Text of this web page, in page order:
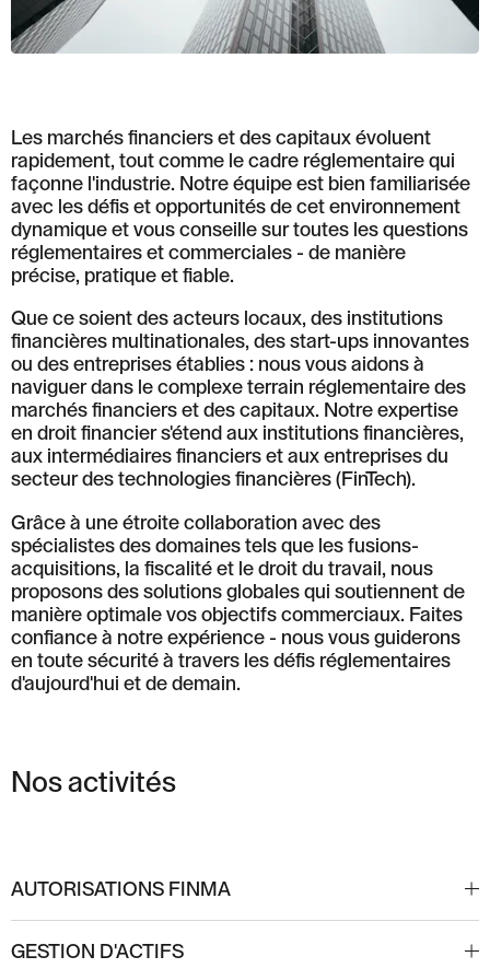
Löwenstrasse 1
8001 Zurich
Contact Zoug
Bahnhofstrasse 17
6300 Zoug
T: +41 41 349 56 56
F: +41 41 349 56 66
M: zg@barandun-law.ch
PROTECTION DES DONNÉES LINKEDIN
Les marchés financiers et des capitaux évoluent
rapidement, tout comme le cadre réglementaire qui
façonne l'industrie. Notre équipe est bien familiarisée
avec les défis et opportunités de cet environnement
dynamique et vous conseille sur toutes les questions
réglementaires et commerciales - de manière
précise, pratique et fiable.
Que ce soient des acteurs locaux, des institutions
financières multinationales, des start-ups innovantes
ou des entreprises établies : nous vous aidons à
naviguer dans le complexe terrain réglementaire des
marchés financiers et des capitaux. Notre expertise
en droit financier s'étend aux institutions financières,
aux intermédiaires financiers et aux entreprises du
secteur des technologies financières (FinTech).
Grâce à une étroite collaboration avec des
spécialistes des domaines tels que les fusions-
acquisitions, la fiscalité et le droit du travail, nous
proposons des solutions globales qui soutiennent de
manière optimale vos objectifs commerciaux. Faites
confiance à notre expérience - nous vous guiderons
en toute sécurité à travers les défis réglementaires
d'aujourd'hui et de demain.
Nos activités
AUTORISATIONS FINMA
banque, société de valeurs mobilières, gestionnaire de
GESTION D'ACTIFS